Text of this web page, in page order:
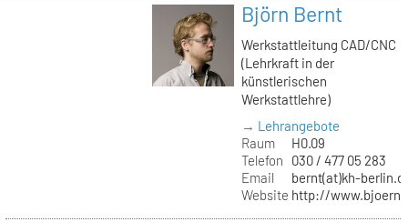
Björn Bernt
Werkstattleitung CAD/CNC
(Lehrkraft in der
künstlerischen
Werkstattlehre)
→ Lehrangebote
Raum
H0.09
Telefon
030 / 477 05 283
Email
bernt(at)kh-
Website http://